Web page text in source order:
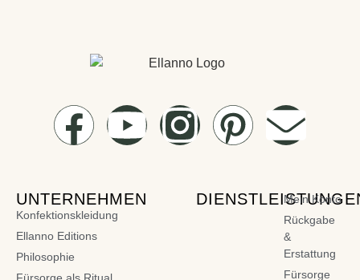
UNTERNEHMEN
Konfektionskleidung
Ellanno Editions
Philosophie
Fürsorge als Ritual
Mein Konto
Rückgabe
&
Erstattung
Fürsorge